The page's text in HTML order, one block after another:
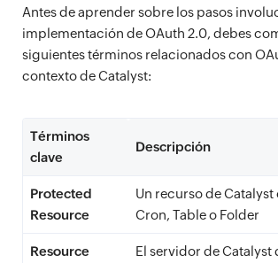
Antes de aprender sobre los pasos
implementación de OAuth 2.0, debes
siguientes términos relacionados con
contexto de Catalyst:
Términos
clave
Descripción
Protected
Resource
Un recurso de
Cron, Table o Folder
Resource El servidor de Catalyst